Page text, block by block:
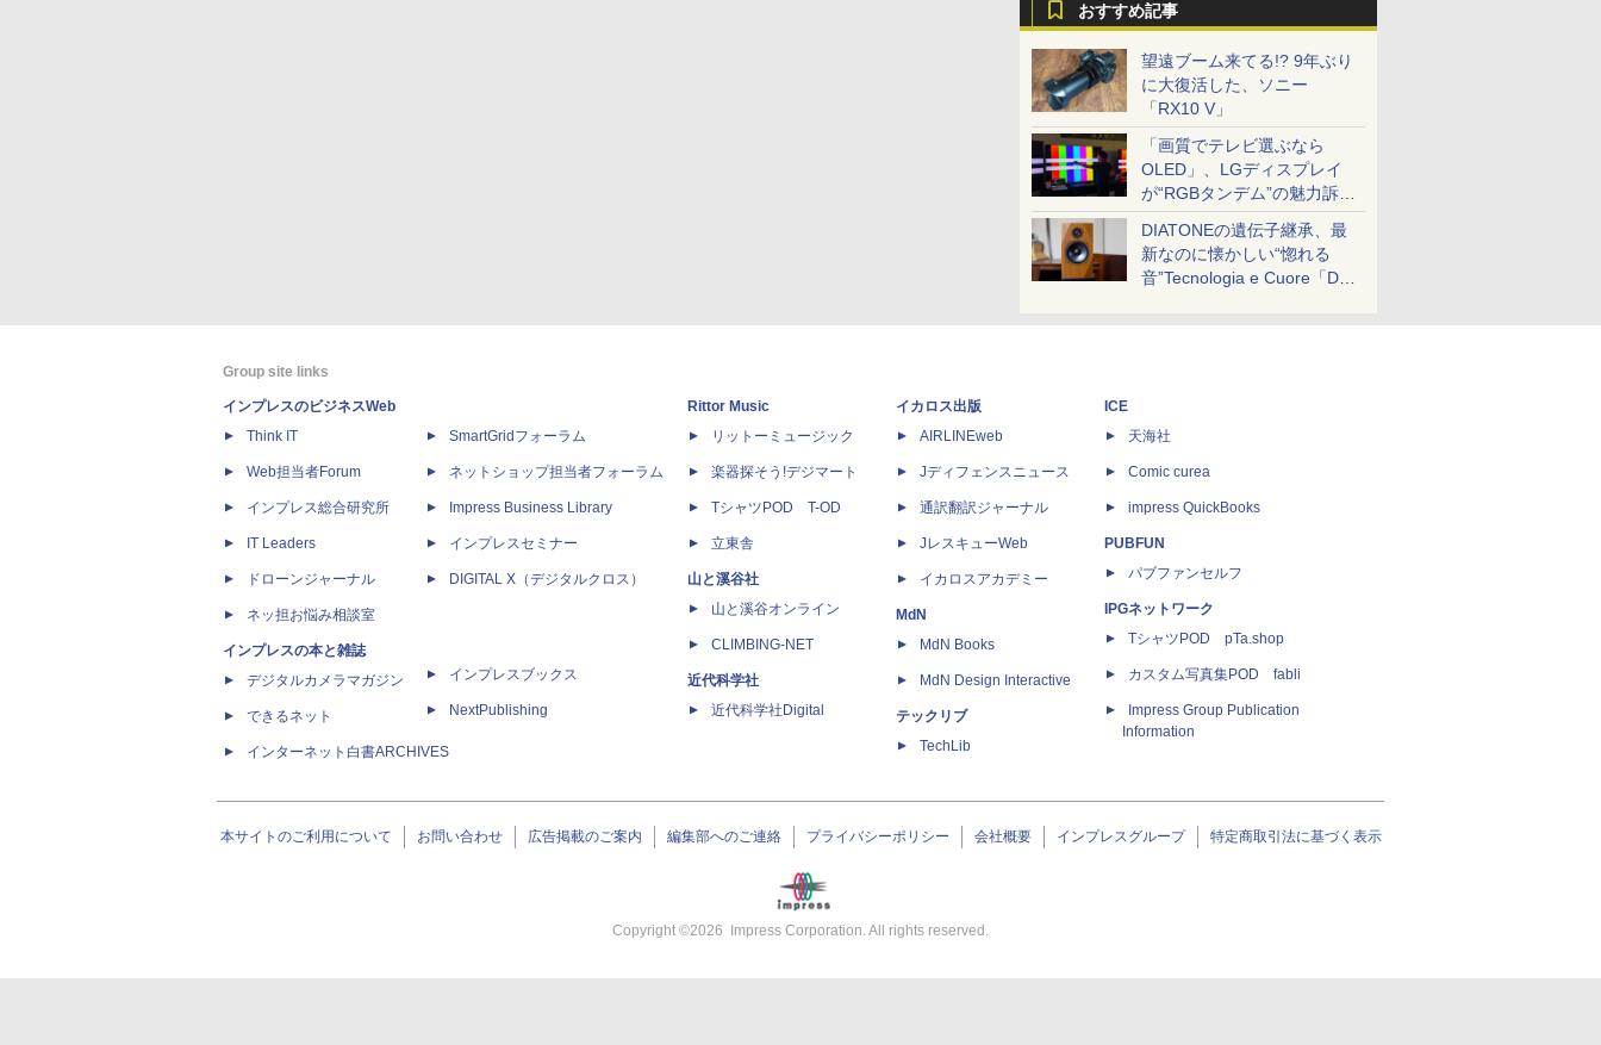
おすすめ記事
望遠ブーム来てる!? 9年ぶり
に大復活した、ソニー
「RX10 V」
「画質でテレビ選ぶなら
OLED」、LGディスプレイ
が“RGBタンデム”の魅力訴
求。液晶とのガチ比較も
DIATONEの遺伝子継承、最
新なのに懐かしい“惚れる
音”Tecnologia e Cuore「DS-
Group site links
インプレスのビジネスWeb
Think IT
Web担当者Forum
インプレス総合研究所
IT Leaders
ドローンジャーナル
ネッ担お悩み相談室
インプレスの本と雑誌
デジタルカメラマガジン
できるネット
インターネット白書ARCHIVES
SmartGridフォーラム
ネットショップ担当者フォーラム
Impress Business Library
インプレスセミナー
DIGITAL X（デジタルクロス）
インプレスブックス
NextPublishing
Rittor Music
リットーミュージック
楽器探そう!デジマート
TシャツPOD T-OD
立東舎
山と溪谷社
山と溪谷オンライン
CLIMBING-NET
近代科学社
近代科学社Digital
イカロス出版
AIRLINEweb
Jディフェンスニュース
通訳翻訳ジャーナル
JレスキューWeb
イカロスアカデミー
MdN
MdN Books
MdN Design Interactive
テックリブ
TechLib
ICE
天海社
Comic curea
impress QuickBooks
PUBFUN
パブファンセルフ
IPGネットワーク
TシャツPOD pTa.shop
カスタム写真集POD fabli
Impress Group Publication
Information
本サイトのご利用について お問い合わせ 広告掲載のご案内 編集部へのご連絡 プライバシーポリシー 会社概要 インプレスグループ 特定商取引法に基づく表示
Copyright ©2026 Impress Corporation. All rights reserved.